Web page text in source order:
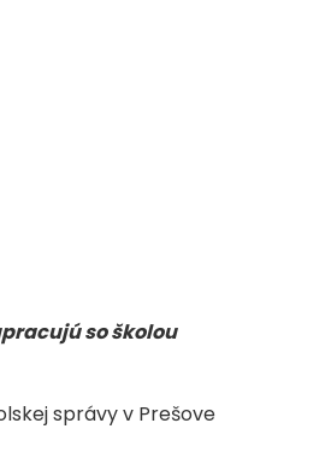
so školou
správy v Prešove